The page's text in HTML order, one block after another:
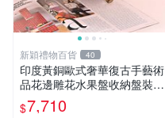
新穎禮物百貨 40
印度黃銅歐式奢華復古手藝術
品花邊雕花水果盤收納盤裝飾
擺件
$7,710